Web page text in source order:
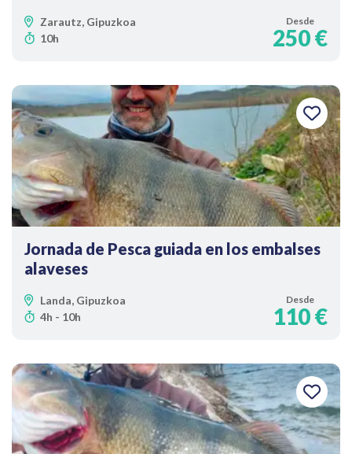
Zarautz, Gipuzkoa
10h
Desde
250 €
Jornada de Pesca guiada en los embalses
alaveses
Landa, Gipuzkoa
4h - 10h
Desde
110 €